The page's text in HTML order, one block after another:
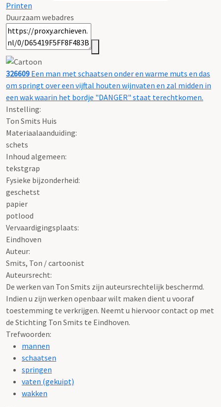
Printen
Duurzaam webadres
326609 Een man met schaatsen onder en warme muts en das
om springt over een vijftal houten wijnvaten en zal midden in
een wak waarin het bordje "DANGER" staat terechtkomen.
Instelling:
Ton Smits Huis
Materiaalaanduiding:
schets
Inhoud algemeen:
tekstgrap
Fysieke bijzonderheid:
geschetst
papier
potlood
Vervaardigingsplaats:
Eindhoven
Auteur:
Smits, Ton / cartoonist
Auteursrecht:
De werken van Ton Smits zijn auteursrechtelijk beschermd.
Indien u zijn werken openbaar wilt maken dient u vooraf
toestemming te verkrijgen. Neemt u hiervoor contact op met
de Stichting Ton Smits te Eindhoven.
Trefwoorden:
mannen
schaatsen
springen
vaten (gekuipt)
wakken